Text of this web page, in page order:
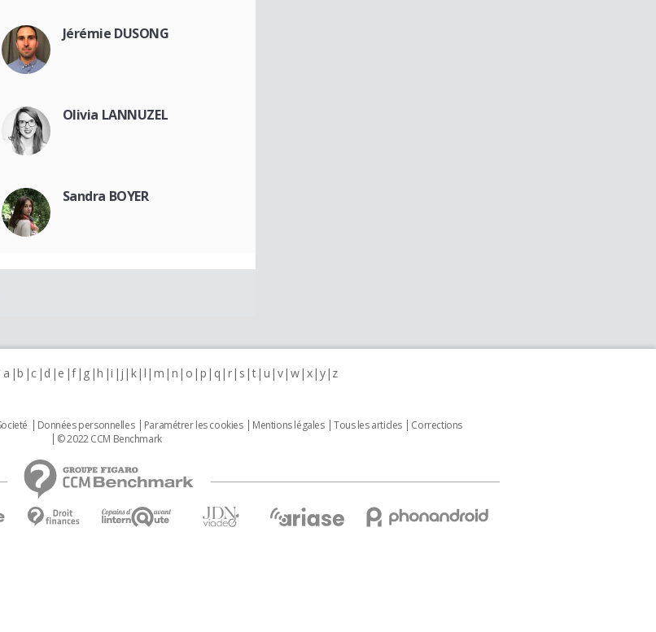
Jérémie DUSONG
Olivia LANNUZEL
Sandra BOYER
a b c d e f g h i j k l m n o p q r s t u v w x y z
Données personnelles Paramétrer les cookies Mentions légales Tous les articles
Corrections
© 2022 CCM Benchmark